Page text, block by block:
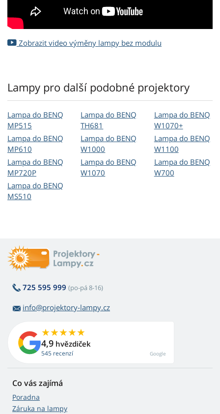
Zobrazit video výměny lampy bez modulu
Lampy pro další podobné projektory
Lampa do BENQ
MP515
Lampa do BENQ
MP610
Lampa do BENQ
MP720P
Lampa do BENQ
MS510
Lampa do BENQ
TH681
Lampa do BENQ
W1000
Lampa do BENQ
W1070
Lampa do BENQ
W1070+
Lampa do BENQ
W1100
Lampa do BENQ
W700
725 595 999 (po-pá 8-16)
info@projektory-lampy.cz
4,9 hvězdiček
545 recenzí Google
Co vás zajímá
Poradna
Záruka na lampy